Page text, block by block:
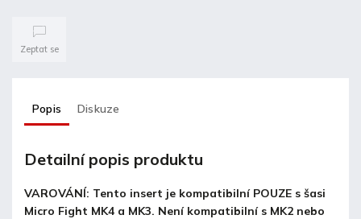
Zeptat se
Popis Diskuze
Detailní popis produktu
VAROVÁNÍ: Tento insert je kompatibilní POUZE s šasi
Micro Fight MK4 a MK3. Není kompatibilní s MK2 nebo